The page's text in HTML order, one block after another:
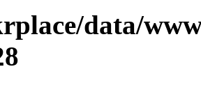
data/